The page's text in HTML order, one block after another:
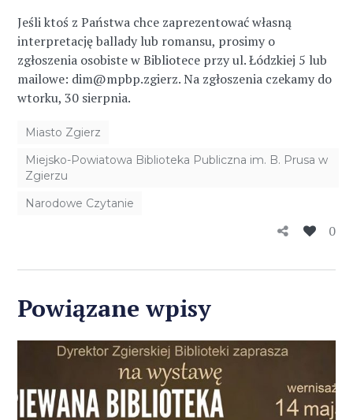
Jeśli ktoś z Państwa chce zaprezentować własną
interpretację ballady lub romansu, prosimy o
zgłoszenia osobiste w Bibliotece przy ul. Łódzkiej 5 lub
mailowe: dim@mpbp.zgierz. Na zgłoszenia czekamy do
wtorku, 30 sierpnia.
Miasto Zgierz
Miejsko-Powiatowa Biblioteka Publiczna im. B. Prusa w
Zgierzu
Narodowe Czytanie
0
Powiązane wpisy